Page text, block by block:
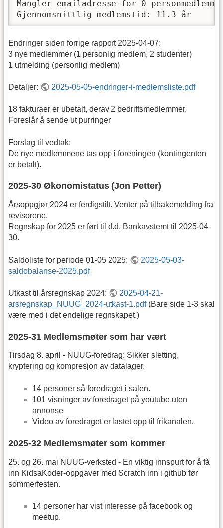
Mangler emailadresse for 0
Gjennomsnittlig medlemstid: 11.3 år
Endringer siden forrige rapport 2025-04-07:
3 nye medlemmer (1 personlig medlem, 2 studenter)
1 utmelding (personlig medlem)
Detaljer: 2025-05-05-endringer-i-medlemsliste.pdf
18 fakturaer er ubetalt, derav 2 bedriftsmedlemmer.
Foreslår å sende ut purringer.
Forslag til vedtak:
De nye medlemmene tas opp i foreningen (kontingenten
er betalt).
2025-30 Økonomistatus (Jon Petter)
Årsoppgjør 2024 er ferdigstilt. Venter på tilbakemelding fra
revisorene.
Regnskap for 2025 er ført til d.d. Bankavstemt til 2025-04-
30.
Saldoliste for periode 01-05 2025:
2025-05-03-
saldobalanse-2025.pdf
Utkast til årsregnskap 2024:
2025-04-21-
arsregnskap_NUUG_2024-utkast-1.pdf(Bare side 1-3 skal
være med i det endelige regnskapet.)
2025-31 Medlemsmøter som har vært
Tirsdag 8. april - NUUG-foredrag: Sikker sletting,
kryptering og kompresjon av datalager.
14 personer så foredraget i salen.
101 visninger av foredraget på youtube uten
annonse
Video av foredraget er lastet opp til frikanalen.
2025-32 Medlemsmøter som kommer
25. og 26. mai NUUG-verksted - En viktig innspurt for å få
inn KidsaKoder-oppgaver med Scratch inn i github før
sommerfesten.
14 personer har vist interesse på facebook og
meetup.